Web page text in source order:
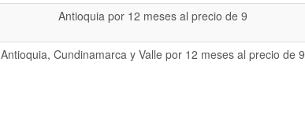
Antioquia por 12 meses al precio de 9
Antioquia, Cundinamarca y Valle por 12 meses al precio de 9